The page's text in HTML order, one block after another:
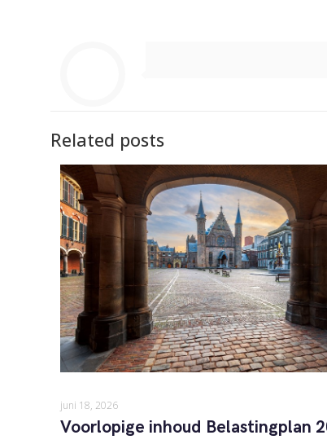
Related posts
juni 18, 2026
Voorlopige inhoud Belastingplan